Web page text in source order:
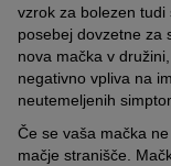
vzrok za bolezen tudi
posebej dovzetne za
nova mačka v
negativno vpliva na
neutemeljenih
Če se vaša mačka
mačje stranišče.